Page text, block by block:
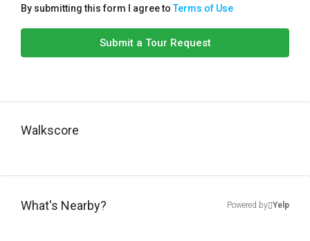
By submitting this form I agree toTerms of Use
Submit a Tour Request
Walkscore
What's Nearby? Powered by Yelp